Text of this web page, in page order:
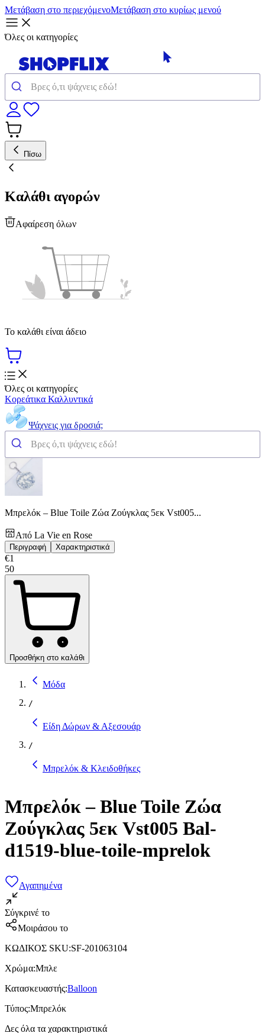
Μετάβαση στο περιεχόμενοΜετάβαση στο κυρίως μενού
Όλες οι κατηγορίες
Πίσω
Καλάθι αγορών
Αφαίρεση όλων
Το καλάθι είναι άδειο
Όλες οι κατηγορίες
Κορεάτικα Καλλυντικά
Ψάχνεις για δροσιά;
Μπρελόκ – Blue Toile Ζώα Ζούγκλας 5εκ Vst005...
Από La Vie en Rose
Περιγραφή Χαρακτηριστικά
€1
50
Προσθήκη στο καλάθι
Μόδα
/
Είδη Δώρων & Αξεσουάρ
/
Μπρελόκ & Κλειδοθήκες
Μπρελόκ – Blue Toile Ζώα
Ζούγκλας 5εκ Vst005 Bal-
d1519-blue-toile-mprelok
Αγαπημένα
Σύγκρινέ το
Μοιράσου το
ΚΩΔΙΚΟΣ SKU:SF-201063104
Χρώμα:Μπλε
Κατασκευαστής:Balloon
Τύπος:Μπρελόκ
Δες όλα τα χαρακτηριστικά